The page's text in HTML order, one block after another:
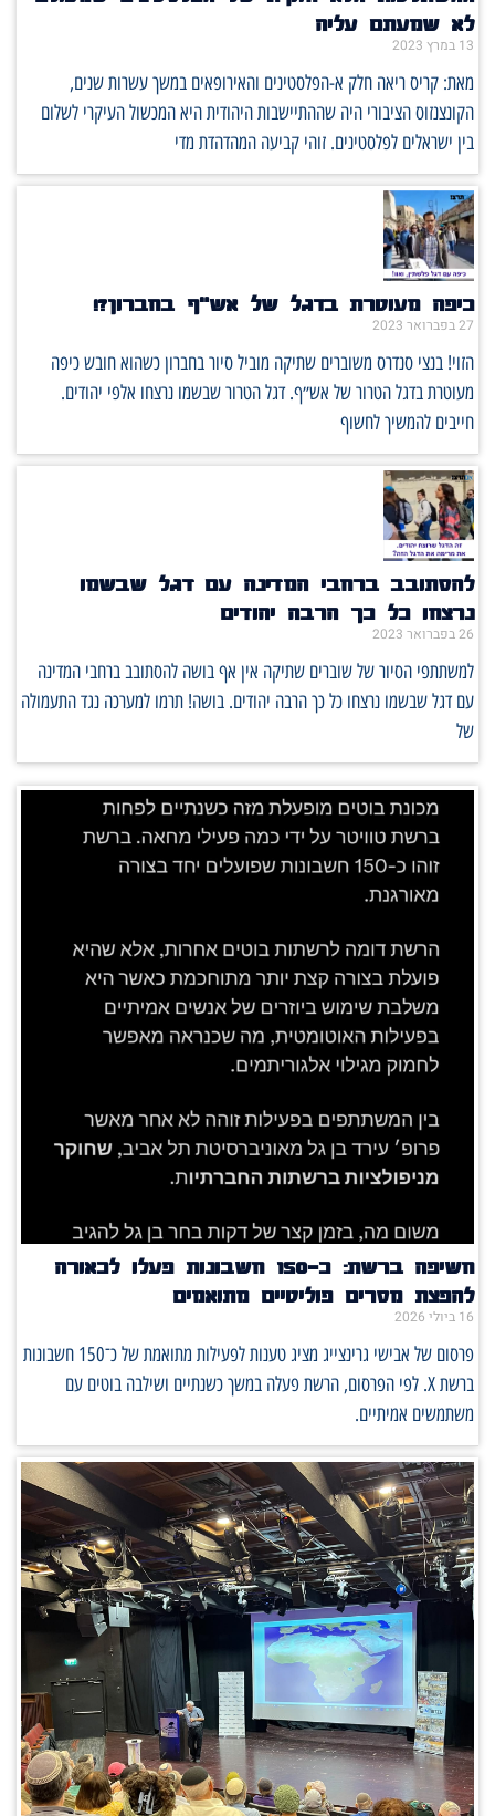
לא שמעתם עליה
13 במרץ 2023
מאת: קריס ריאה חלק א-הפלסטינים והאירופאים במשך עשרות שנים,
הקונצנזוס הציבורי היה שההתיישבות היהודית היא המכשול העיקרי לשלום
בין ישראלים לפלסטינים. זוהי קביעה המהדהדת מדי
כיפה מעוטרת בדגל של אש"ף בחברון?!
27 בפברואר 2023
הזוי! בנצי סנדרס משוברים שתיקה מוביל סיור בחברון כשהוא חובש כיפה
מעוטרת בדגל הטרור של אש״ף. דגל הטרור שבשמו נרצחו אלפי יהודים.
חייבים להמשיך לחשוף
להסתובב ברחבי המדינה עם דגל שבשמו
נרצחו כל כך הרבה יהודים
26 בפברואר 2023
למשתתפי הסיור של שוברים שתיקה אין אף בושה להסתובב ברחבי המדינה
עם דגל שבשמו נרצחו כל כך הרבה יהודים. בושה! תרמו למערכה נגד התעמולה
של
חשיפה ברשת: כ־150 חשבונות פעלו לכאורה
להפצת מסרים פוליטיים מתואמים
16 ביולי 2026
פרסום של אבישי גרינצייג מציג טענות לפעילות מתואמת של כ־150 חשבונות
ברשת X. לפי הפרסום, הרשת פעלה במשך כשנתיים ושילבה בוטים עם
משתמשים אמיתיים.